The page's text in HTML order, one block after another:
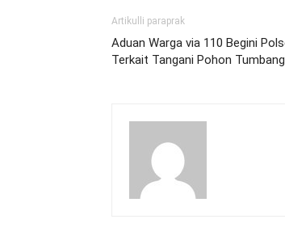
Artikulli paraprak
Aduan Warga via 110 Begini
Terkait Tangani Pohon